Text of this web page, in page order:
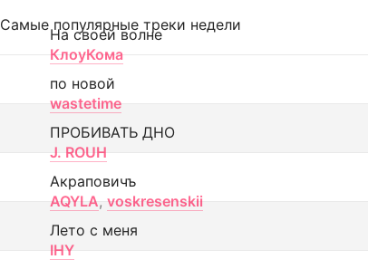
Самые популярные треки недели
На своей волне
КлоуКома
по новой
wastetime
ПРОБИВАТЬ ДНО
J. ROUH
Акраповичъ
AQYLA, voskresenskii
Лето с меня
IHY